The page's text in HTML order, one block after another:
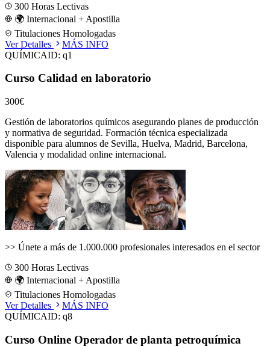
300 Horas Lectivas
🌍 Internacional + Apostilla
Titulaciones Homologadas
Ver Detalles
MÁS INFO
QUÍMICAID: q1
Curso Calidad en laboratorio
300€
Gestión de laboratorios químicos asegurando planes de producción
y normativa de seguridad. Formación técnica especializada
disponible para alumnos de Sevilla, Huelva, Madrid, Barcelona,
Valencia y modalidad online internacional.
>> Únete a más de 1.000.000 profesionales interesados en el sector
300 Horas Lectivas
🌍 Internacional + Apostilla
Titulaciones Homologadas
Ver Detalles
MÁS INFO
QUÍMICAID: q8
Curso Online Operador de planta petroquímica